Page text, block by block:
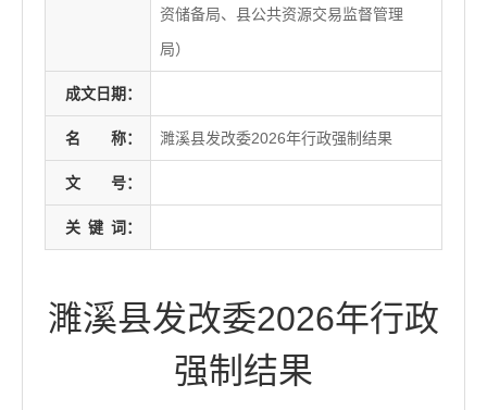
资储备局、县公共资源交易监督管理
局）
成文日期：
名 称： 濉溪县发改委2026年行政强制结果
文 号：
关 键 词：
濉溪县发改委2026年行政
强制结果